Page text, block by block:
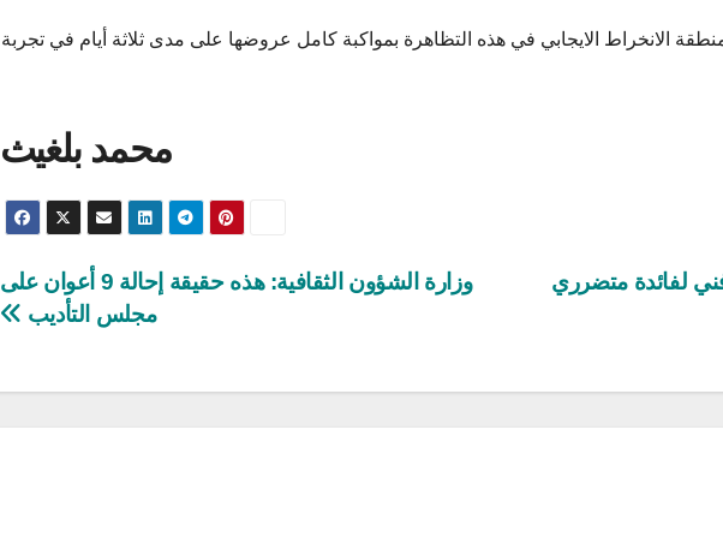
الانخراط الايجابي في هذه التظاهرة بمواكبة كامل عروضها على مدى ثلاثة أيام في تجربة
محمد بلغيث
وزارة الشؤون الثقافية: هذه حقيقة إحالة 9 أعوان على
مجلس التأديب
لفائدة متضرري